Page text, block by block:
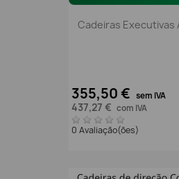
Cadeiras Executivas
355,50 € sem IVA
437,27 € com IVA
0 Avaliação(ões)